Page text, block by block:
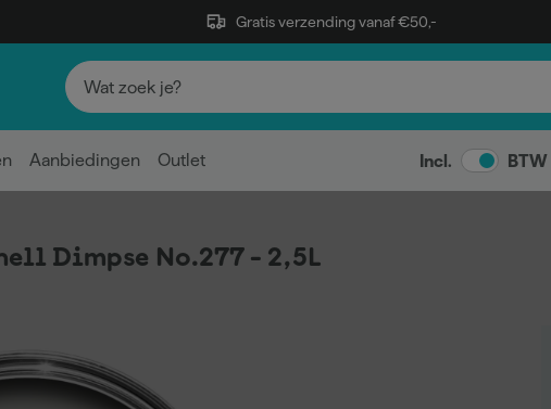
Gratis verzending vanaf €50,-
Aanbiedingen Outlet Incl. BTW
Dimpse No.277 - 2,5L